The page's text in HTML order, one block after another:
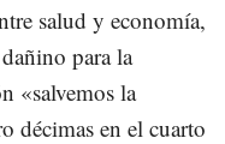
salud y economía,
para la
«salvemos la
décimas en el cuarto